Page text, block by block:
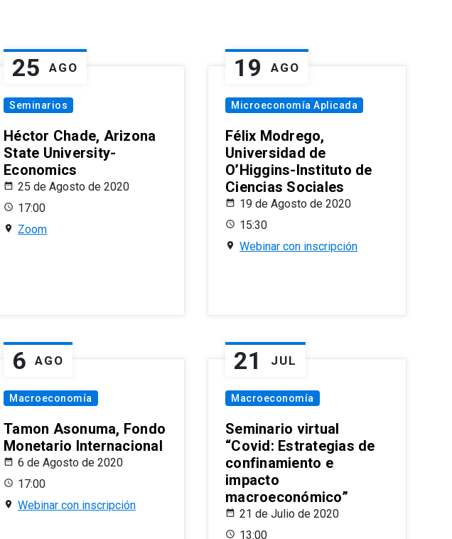
25 AGO
Seminarios
Héctor Chade, Arizona
State University-
Economics
25 de Agosto de 2020
17:00
Zoom
19 AGO
Microeconomía Aplicada
Félix Modrego,
Universidad de
O’Higgins-Instituto de
Ciencias Sociales
19 de Agosto de 2020
15:30
Webinar con inscripción
6 AGO
Macroeconomía
Tamon Asonuma, Fondo
Monetario Internacional
6 de Agosto de 2020
17:00
Webinar con inscripción
21 JUL
Macroeconomía
Seminario virtual
“Covid: Estrategias de
confinamiento e
impacto
macroeconómico”
21 de Julio de 2020
13:00